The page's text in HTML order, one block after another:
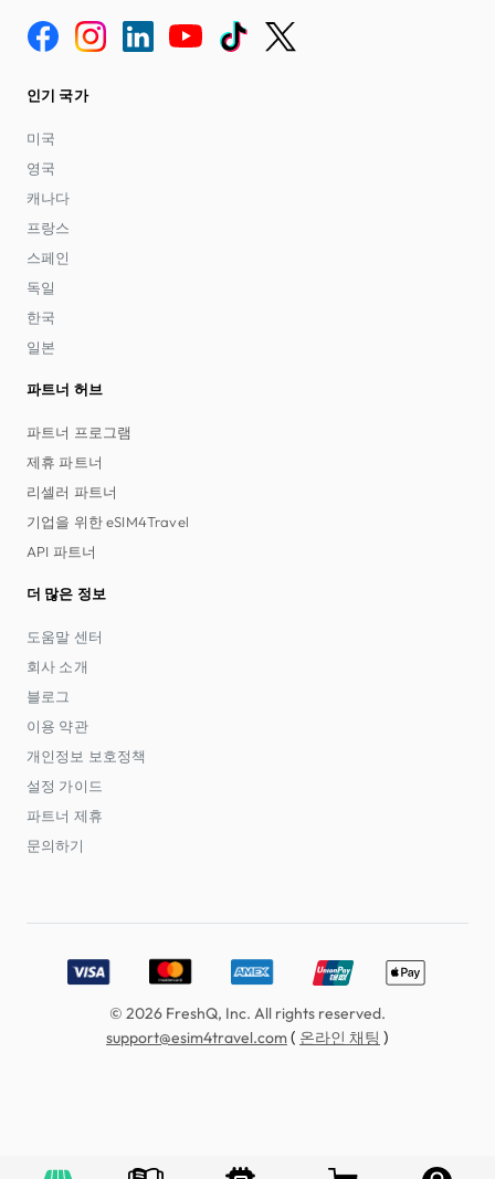
인기 국가
미국
영국
캐나다
프랑스
스페인
독일
한국
일본
파트너 허브
파트너 프로그램
제휴 파트너
리셀러 파트너
기업을 위한 eSIM4Travel
API 파트너
더 많은 정보
도움말 센터
회사 소개
블로그
이용 약관
개인정보 보호정책
설정 가이드
파트너 제휴
문의하기
Accepted payment methods: Visa, MasterCard, American
© 2026 FreshQ, Inc. All rights reserved.
support@esim4travel.com( 온라인 채팅 )